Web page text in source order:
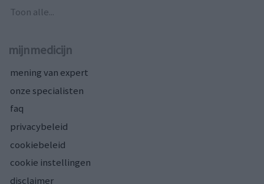
Toon alle...
mijnmedicijn
mening van expert
onze specialisten
faq
privacybeleid
cookiebeleid
cookie instellingen
disclaimer